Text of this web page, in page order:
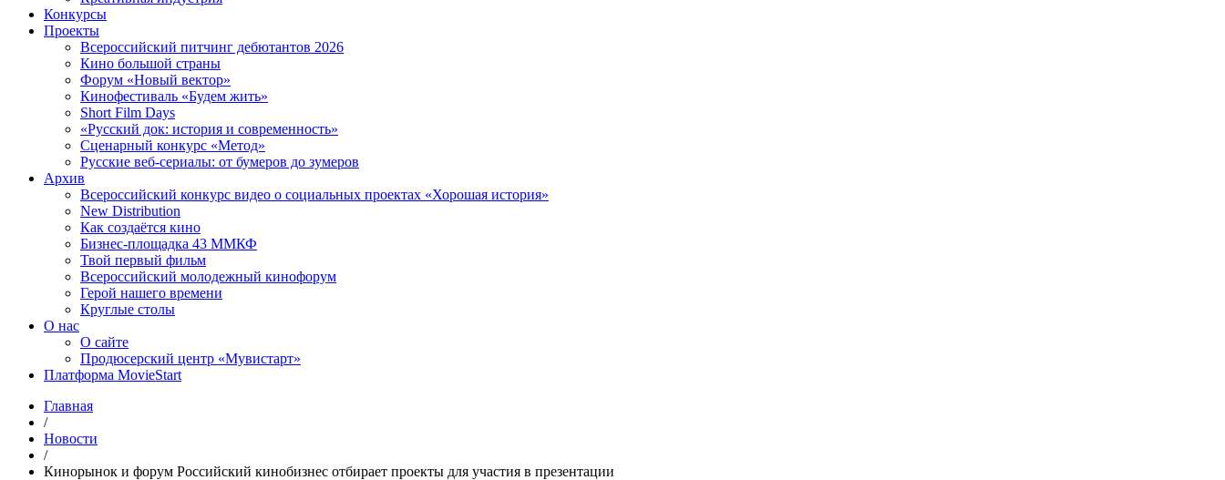
Конкурсы
Проекты
Всероссийский питчинг дебютантов 2026
Кино большой страны
Форум «Новый вектор»
Кинофестиваль «Будем жить»
Short Film Days
«Русский док: история и современность»
Сценарный конкурс «Метод»
Русские веб-сериалы: от бумеров до зумеров
Архив
Всероссийский конкурс видео о социальных проектах «Хорошая история»
New Distribution
Как создаётся кино
Бизнес-площадка 43 ММКФ
Твой первый фильм
Всероссийский молодежный кинофорум
Герой нашего времени
Круглые столы
О нас
О сайте
Продюсерский центр «Мувистарт»
Платформа MovieStart
Главная
/
Новости
/
Кинорынок и форум Российский кинобизнес отбирает проекты для участия в презентации